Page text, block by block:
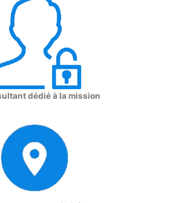
dédié à la mission